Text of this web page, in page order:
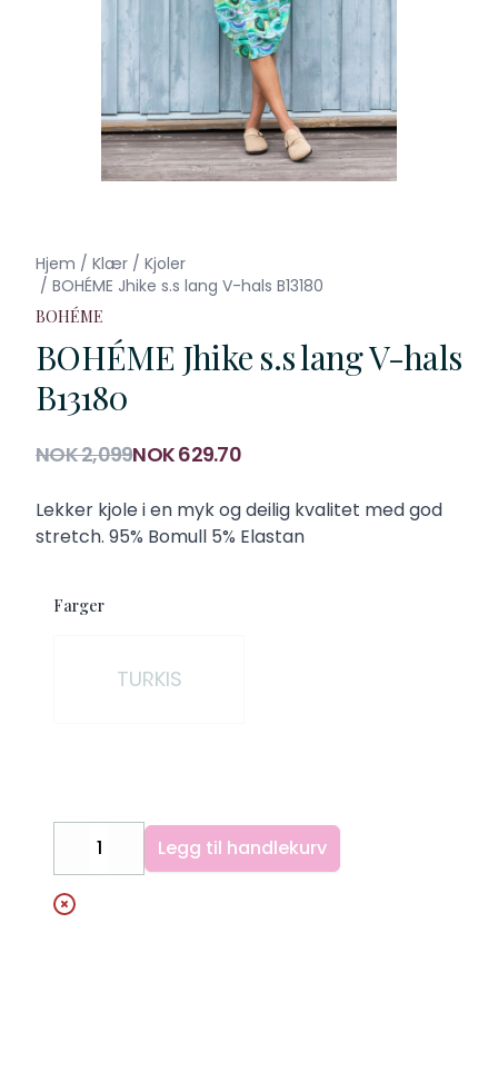
Hjem / Klær / Kjoler
/ BOHÉME Jhike s.s lang V-hals B13180
BOHÉME
BOHÉME Jhike s.s lang V-hals
B13180
Produktdetaljer
NOK 2,099NOK 629.70
Description
Lekker kjole i en myk og deilig kvalitet med god
stretch. 95% Bomull 5% Elastan
Farger
TURKIS
DecreaseIncrease
Legg til handlekurv